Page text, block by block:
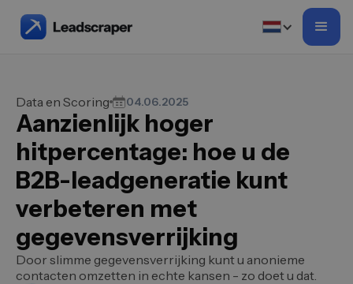
Data en Scoring 04.06.2025
Aanzienlijk hoger
hitpercentage: hoe u de
B2B-leadgeneratie kunt
verbeteren met
gegevensverrijking
Door slimme gegevensverrijking kunt u anonieme
contacten omzetten in echte kansen - zo doet u dat.